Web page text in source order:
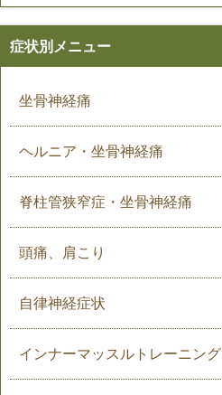
症状別メニュー
坐骨神経痛
ヘルニア・坐骨神経痛
脊柱管狭窄症・坐骨神経痛
頭痛、肩こり
自律神経症状
インナーマッスルトレーニング